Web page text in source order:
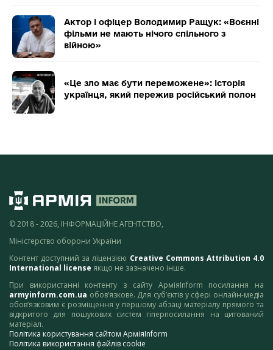
Актор і офіцер Володимир Ращук: «Воєнні
фільми не мають нічого спільного з
війною»
«Це зло має бути переможене»: історія
українця, який пережив російський полон
© 2018 - 2026, ІНФОРМАЦІЙНЕ АГЕНТСТВО,
Міністерство оборони України
Контент доступний за ліцензією Creative Commons Attribution 4.0
International license якщо не зазначено інше.
При використанні контенту з сайту АрміяInform посилання на
armyinform.com.ua обов’язкове. Для суб’єктів у сфері онлайн-медіа
обов’язковим є розміщення у першому абзаці матеріалу прямого та
відкритого для пошукових систем гіперпосилання на цитований
матеріал.
Політика користування сайтом АрміяInform
Політика використання файлів cookie